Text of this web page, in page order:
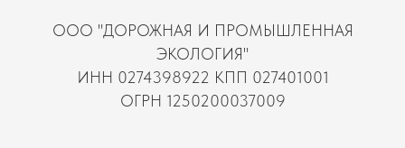
ООО "ДОРОЖНАЯ И ПРОМЫШЛЕННАЯ
ЭКОЛОГИЯ"
ИНН 0274398922 КПП 027401001
ОГРН 1250200037009